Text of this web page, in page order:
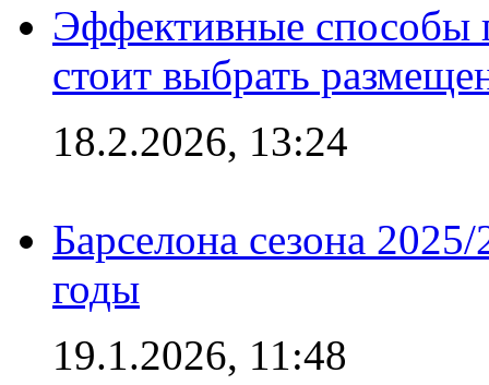
Эффективные способы
стоит выбрать
18.2.2026, 13:24
Барселона сезона
годы
19.1.2026, 11:48